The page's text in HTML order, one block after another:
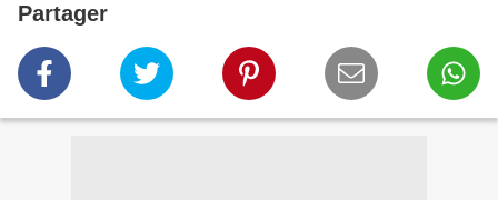
Partager